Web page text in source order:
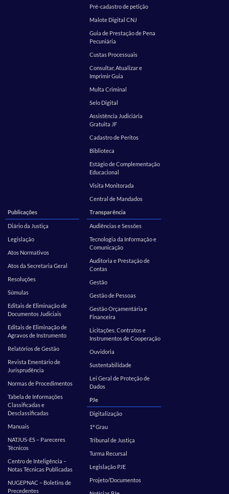
Pré-cadastro de petição
Malote Digital CNJ
Guia de Prestação de Pena
Pecuniária
Custas Processuais
Consultar, Atualizar e
Imprimir Guia
Multa Criminal
Selo Digital
Assistência Judiciária
Gratuita JF
Cadastro de Peritos
Biblioteca
Estágio de Complementação
Educacional
Visita Monitorada
Central de Mandados
Publicações
Diário da Justiça
Legislação
Atos Normativos
Atos da Secretaria Geral
Resoluções
Súmulas
Editais de Eliminação de
Documentos Judiciais
Editais de Eliminação de
Agravos de Instrumento
Relatórios de Gestão
Revista Ementário de
Jurisprudência
Normas de Procedimentos
Tabela de Informações
Classificadas e
Desclassificadas
Manuais
NATJUS-ES – Pareceres
Técnicos
Centro de Inteligência –
Notas Técnicas Publicadas
NUGEPNAC – Boletins de
Precedentes
Transparência
Audiências e Sessões
Tecnologia da Informação e
Comunicação
Auditoria e Prestação de
Contas
Gestão
Gestão de Pessoas
Gestão Orçamentária e
Financeira
Licitações, Contratos e
Instrumentos de Cooperação
Ouvidoria
Sustentabilidade
Lei Geral de Proteção de
Dados
PJe
Digitalização
1º Grau
Tribunal de Justiça
Turma Recursal
Legislação PJE
Projeto/Documentos